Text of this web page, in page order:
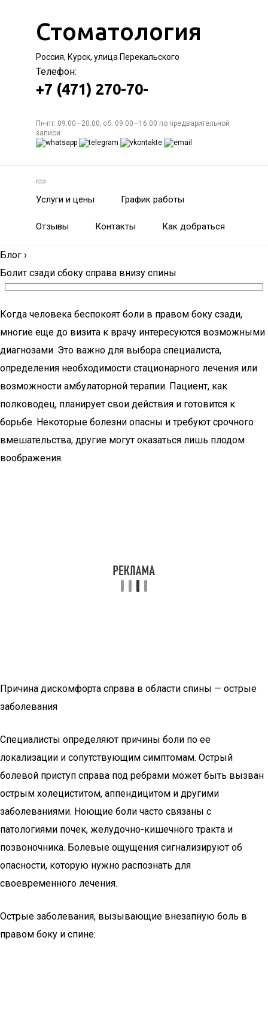
Стоматология
Россия, Курск, улица Перекальского
Телефон:
+7 (471) 270-70-
Пн-пт: 09:00—20:00; сб: 09:00—16:00 по предварительной
записи
Услуги и цены График работы
Отзывы Контакты Как добраться
Блог ›
Болит сзади сбоку справа внизу спины
Когда человека беспокоят боли в правом боку сзади,
многие еще до визита к врачу интересуются возможными
диагнозами. Это важно для выбора специалиста,
определения необходимости стационарного лечения или
возможности амбулаторной терапии. Пациент, как
полководец, планирует свои действия и готовится к
борьбе. Некоторые болезни опасны и требуют срочного
вмешательства, другие могут оказаться лишь плодом
воображения.
Причина дискомфорта справа в области спины — острые
заболевания
Специалисты определяют причины боли по ее
локализации и сопутствующим симптомам. Острый
болевой приступ справа под ребрами может быть вызван
острым холециститом, аппендицитом и другими
заболеваниями. Ноющие боли часто связаны с
патологиями почек, желудочно-кишечного тракта и
позвоночника. Болевые ощущения сигнализируют об
опасности, которую нужно распознать для
своевременного лечения.
Острые заболевания, вызывающие внезапную боль в
правом боку и спине: